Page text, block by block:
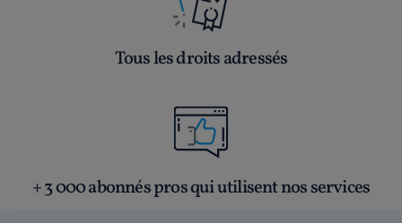
Tous les droits adressés
+ 3 000 abonnés pros qui utilisent nos services